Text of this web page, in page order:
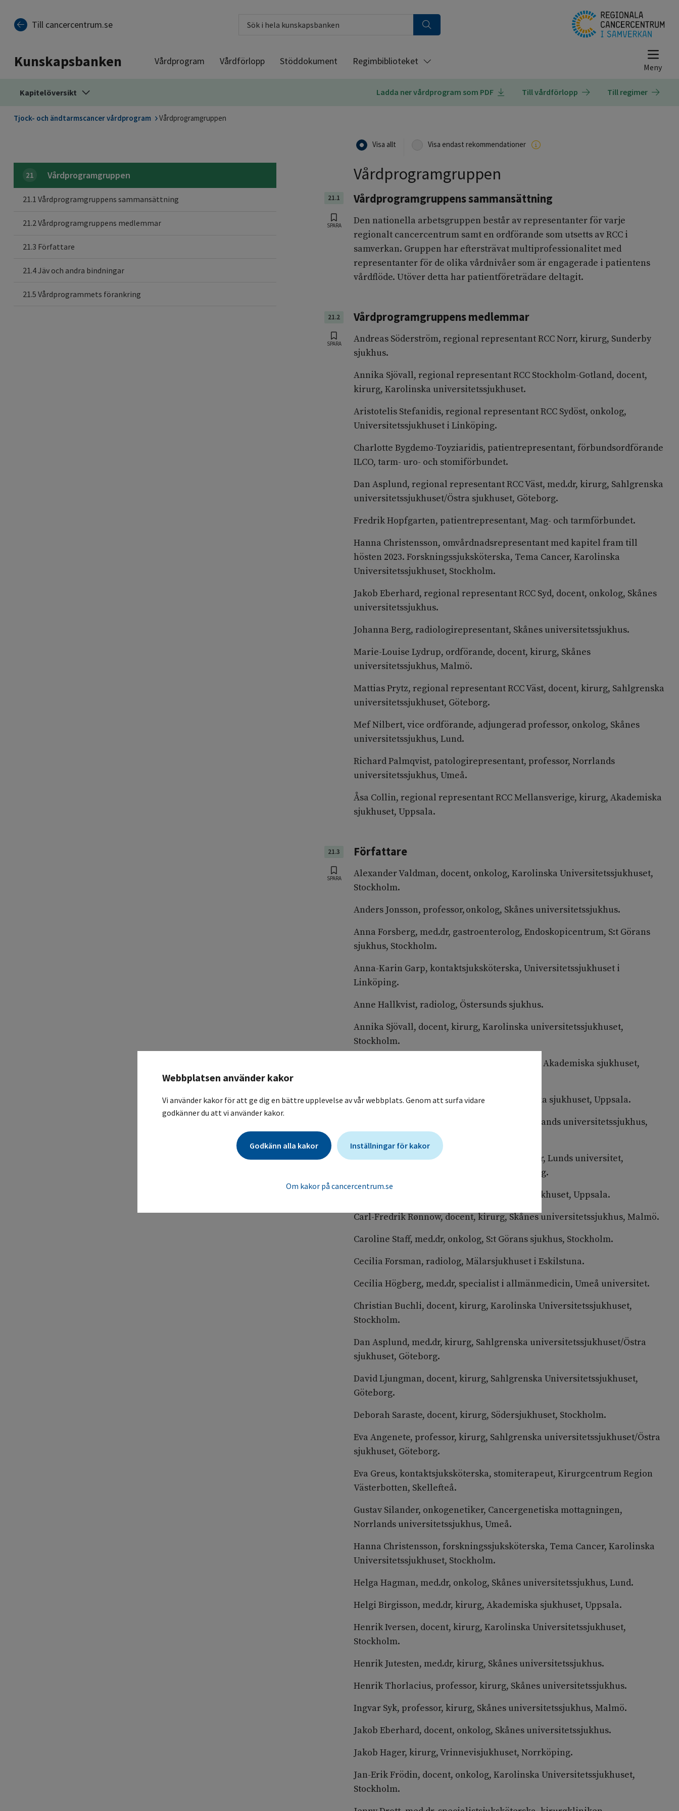
Till cancercentrum.se
Kunskapsbanken Vårdprogram Vårdförlopp Stöddokument Regimbiblioteket
Kapitelöversikt Ladda ner vårdprogram som PDF Till vårdförlopp Till regimer
Tjock- och ändtarmscancer vårdprogram Vårdprogramgruppen
21 Vårdprogramgruppen
21.1 Vårdprogramgruppens sammansättning
21.2 Vårdprogramgruppens medlemmar
21.3 Författare
21.4 Jäv och andra bindningar
21.5 Vårdprogrammets förankring
Visa allt Visa endast rekommendationer
Vårdprogramgruppen
21.1 Vårdprogramgruppens sammansättning
SPARA
Den nationella arbetsgruppen består av representanter för varje
regionalt cancercentrum samt en ordförande som utsetts av RCC i
samverkan. Gruppen har eftersträvat multiprofessionalitet med
representanter för de olika vårdnivåer som är engagerade i patientens
vårdflöde. Utöver detta har patientföreträdare deltagit.
21.2 Vårdprogramgruppens medlemmar
SPARA
Andreas Söderström, regional representant RCC Norr, kirurg, Sunderby
sjukhus.
Annika Sjövall, regional representant RCC Stockholm-Gotland, docent,
kirurg, Karolinska universitetssjukhuset.
Aristotelis Stefanidis, regional representant RCC Sydöst, onkolog,
Universitetssjukhuset i Linköping.
Charlotte Bygdemo-Toyziaridis, patientrepresentant, förbundsordförande
ILCO, tarm- uro- och stomiförbundet.
Dan Asplund, regional representant RCC Väst, med.dr, kirurg, Sahlgrenska
universitetssjukhuset/Östra sjukhuset, Göteborg.
Fredrik Hopfgarten, patientrepresentant, Mag- och tarmförbundet.
Hanna Christensson, omvårdnadsrepresentant med kapitel fram till
hösten 2023. Forskningssjuksköterska, Tema Cancer, Karolinska
Universitetssjukhuset, Stockholm.
Jakob Eberhard, regional representant RCC Syd, docent, onkolog, Skånes
universitetssjukhus.
Johanna Berg, radiologirepresentant, Skånes universitetssjukhus.
Marie-Louise Lydrup, ordförande, docent, kirurg, Skånes
universitetssjukhus, Malmö.
Mattias Prytz, regional representant RCC Väst, docent, kirurg, Sahlgrenska
universitetssjukhuset, Göteborg.
Mef Nilbert, vice ordförande, adjungerad professor, onkolog, Skånes
universitetssjukhus, Lund.
Richard Palmqvist, patologirepresentant, professor, Norrlands
universitetssjukhus, Umeå.
Åsa Collin, regional representant RCC Mellansverige, kirurg, Akademiska
sjukhuset, Uppsala.
21.3 Författare
SPARA
Alexander Valdman, docent, onkolog, Karolinska Universitetssjukhuset,
Stockholm.
Anders Jonsson, professor, onkolog, Skånes universitetssjukhus.
Anna Forsberg, med.dr, gastroenterolog, Endoskopicentrum, S:t Görans
sjukhus, Stockholm.
Anna-Karin Garp, kontaktsjuksköterska, Universitetssjukhuset i
Linköping.
Anne Hallkvist, radiolog, Östersunds sjukhus.
Annika Sjövall, docent, kirurg, Karolinska universitetssjukhuset,
Stockholm.
Bengt Glimelius, senior professor i onkologi, Akademiska sjukhuset,
Bengt Isaksson, professor, kirurg, Akademiska sjukhuset, Uppsala.
Bethany van Guelpen, docent, onkolog, Norrlands universitetssjukhus,
Birger Pålsson, docent, adj. universitetslektor, Lunds universitet,
överläkare kirurgkliniken och FoU Kronoberg.
Calin Radu, med.dr, onkolog, Akademiska sjukhuset, Uppsala.
Carl-Fredrik Rønnow, docent, kirurg, Skånes universitetssjukhus, Malmö.
Caroline Staff, med.dr, onkolog, S:t Görans sjukhus, Stockholm.
Cecilia Forsman, radiolog, Mälarsjukhuset i Eskilstuna.
Cecilia Högberg, med.dr, specialist i allmänmedicin, Umeå universitet.
Christian Buchli, docent, kirurg, Karolinska Universitetssjukhuset,
Stockholm.
Dan Asplund, med.dr, kirurg, Sahlgrenska universitetssjukhuset/Östra
sjukhuset, Göteborg.
David Ljungman, docent, kirurg, Sahlgrenska Universitetssjukhuset,
Göteborg.
Deborah Saraste, docent, kirurg, Södersjukhuset, Stockholm.
Eva Angenete, professor, kirurg, Sahlgrenska universitetssjukhuset/Östra
sjukhuset, Göteborg.
Eva Greus, kontaktsjuksköterska, stomiterapeut, Kirurgcentrum Region
Västerbotten, Skellefteå.
Gustav Silander, onkogenetiker, Cancergenetiska mottagningen,
Norrlands universitetssjukhus, Umeå.
Hanna Christensson, forskningssjuksköterska, Tema Cancer, Karolinska
Universitetssjukhuset, Stockholm.
Helga Hagman, med.dr, onkolog, Skånes universitetssjukhus, Lund.
Helgi Birgisson, med.dr, kirurg, Akademiska sjukhuset, Uppsala.
Henrik Iversen, docent, kirurg, Karolinska Universitetssjukhuset,
Stockholm.
Henrik Jutesten, med.dr, kirurg, Skånes universitetssjukhus.
Henrik Thorlacius, professor, kirurg, Skånes universitetssjukhus.
Ingvar Syk, professor, kirurg, Skånes universitetssjukhus, Malmö.
Jakob Eberhard, docent, onkolog, Skånes universitetssjukhus.
Jakob Hager, kirurg, Vrinnevisjukhuset, Norrköping.
Jan-Erik Frödin, docent, onkolog, Karolinska Universitetssjukhuset,
Stockholm.
Webbplatsen använder kakor
Vi använder kakor för att ge dig en bättre upplevelse av vår webbplats. Genom att surfa vidare
godkänner du att vi använder kakor.
Godkänn alla kakor Inställningar för kakor
Om kakor på cancercentrum.se